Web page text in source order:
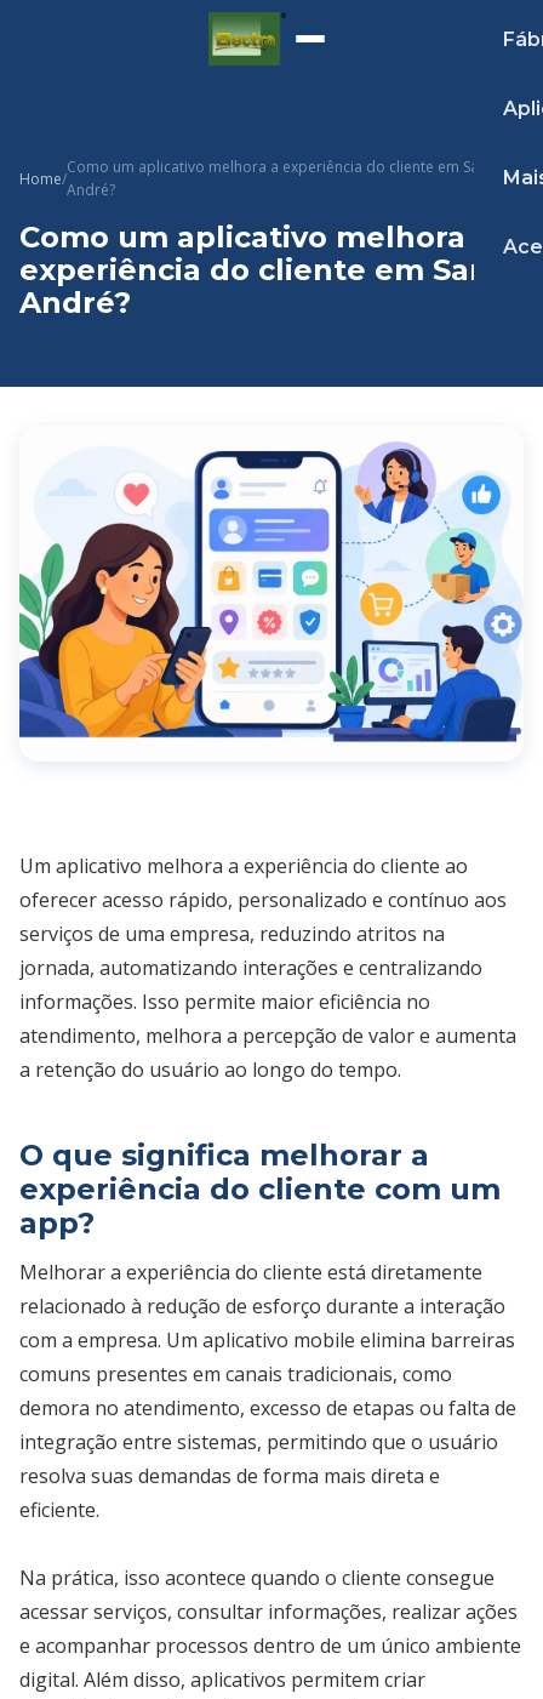
Home/
Como um aplicativo melhora a experiência do cliente em Santo
André?
Como um aplicativo melhora a
experiência do cliente em Santo
André?
Um aplicativo melhora a experiência do cliente ao
oferecer acesso rápido, personalizado e contínuo aos
serviços de uma empresa, reduzindo atritos na
jornada, automatizando interações e centralizando
informações. Isso permite maior eficiência no
atendimento, melhora a percepção de valor e aumenta
a retenção do usuário ao longo do tempo.
O que significa melhorar a
experiência do cliente com um
app?
Melhorar a experiência do cliente está diretamente
relacionado à redução de esforço durante a interação
com a empresa. Um aplicativo mobile elimina barreiras
comuns presentes em canais tradicionais, como
demora no atendimento, excesso de etapas ou falta de
integração entre sistemas, permitindo que o usuário
resolva suas demandas de forma mais direta e
eficiente.
Na prática, isso acontece quando o cliente consegue
acessar serviços, consultar informações, realizar ações
e acompanhar processos dentro de um único ambiente
digital. Além disso, aplicativos permitem criar